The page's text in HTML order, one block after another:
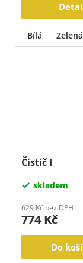
Bílá Zelená
Čistič I
skladem
629 Kč bez DPH
774 Kč
Do